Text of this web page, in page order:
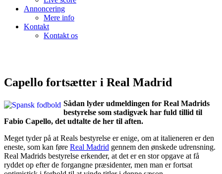
Annoncering
Mere info
Kontakt
Kontakt os
Capello fortsætter i Real Madrid
Sådan lyder udmeldingen for Real Madrids
bestyrelse som stadigvæk har fuld tillid til
Fabio Capello, det udtalte de her til aften.
Meget tyder på at Reals bestyrelse er enige, om at italieneren er den
eneste, som kan føre Real Madrid gennem den ønskede udrensning.
Real Madrids bestyrelse erkender, at det er en stor opgave at få
ryddet op efter de forgangne præsidenter, men man er fortsat